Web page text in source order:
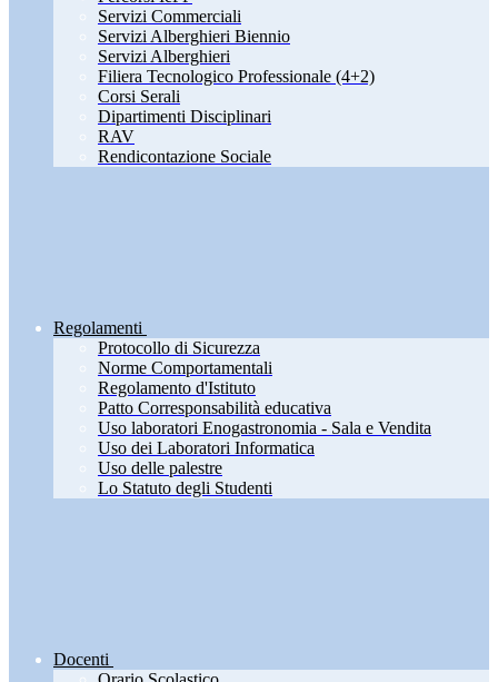
Servizi Commerciali
Servizi Alberghieri Biennio
Servizi Alberghieri
Filiera Tecnologico Professionale (4+2)
Corsi Serali
Dipartimenti Disciplinari
RAV
Rendicontazione Sociale
Regolamenti
Protocollo di Sicurezza
Norme Comportamentali
Regolamento d'Istituto
Patto Corresponsabilità educativa
Uso laboratori Enogastronomia - Sala e Vendita
Uso dei Laboratori Informatica
Uso delle palestre
Lo Statuto degli Studenti
Docenti